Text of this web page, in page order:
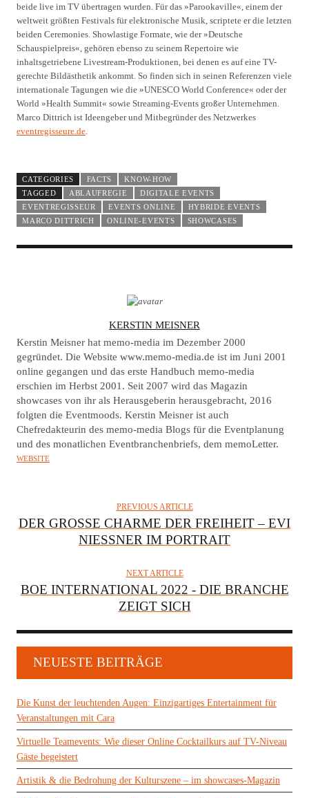
beide live im TV übertragen wurden. Für das »Parookaville«, einem der
weltweit größten Festivals für elektronische Musik, scriptete er die letzten
beiden Ceremonies. Showlastige Formate, wie der »Deutsche
Schauspielpreis«, gehören ebenso zu seinem Repertoire wie
inhaltsgetriebene Livestream-Produktionen, bei denen es auf eine TV-
gerechte Bildästhetik ankommt. So finden sich in seinen Referenzen viele
internationale Tagungen wie die »UNESCO World Conference« oder der
World »Health Summit« sowie Streaming-Events großer Unternehmen.
Marco Dittrich ist Ideengeber und Mitbegründer des Netzwerkes
eventregisseure.de
CATEGORIES FACTS
KNOW-HOW
TAGGED
ABLAUFREGIE
DIGITALE EVENTS
EVENTREGISSEUR
EVENTS ONLINE
HYBRIDE EVENTS
MARCO DITTRICH
ONLINE-EVENTS SHOWCASES
U
T
H
O
R
KERSTIN MEISNER
Kerstin Meisner hat memo-media im Dezember 2000
gegründet. Die Website www.memo-media.de ist im Juni 2001
online gegangen und das erste Handbuch memo-media
erschien im Herbst 2001. Seit 2007 wird das Magazin
showcases von ihr als Herausgeberin herausgebracht, 2016
folgten die Eventmoods. Kerstin Meisner ist auch
Chefredakteurin des memo-media Blogs für die Eventplanung
und des monatlichen Eventbranchenbriefs, dem memoLetter.
WEBSITE
PREVIOUS ARTICLE
DER GROSSE CHARME DER FREIHEIT – EVI N
IESSNER IM PORTRAIT
NEXT ARTICLE
BOE INTERNATIONAL 2022 - DIE BRANCHE
ZEIGT SICH
NEUESTE BEITRÄGE
Die Kunst der leuchtenden Augen: Einzigartiges Entertainment für
Veranstaltungen mit Cara
Virtuelle Teamevents: Wie dieser Online Cocktailkurs auf TV-Niveau
Gäste begeistert
Artistik & die Bedrohung der Kulturszene – im showcases-Magazin